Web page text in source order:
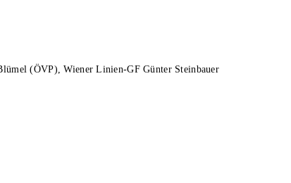
(ÖVP), Wiener Linien-GF Günter Steinbauer